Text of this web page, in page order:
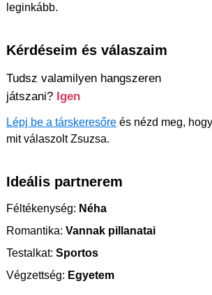
leginkább.
Kérdéseim és válaszaim
Tudsz valamilyen hangszeren
játszani? Igen
Lépj be a társkeresőre és nézd meg,
mit válaszolt Zsuzsa.
Ideális partnerem
Féltékenység: Néha
Romantika: Vannak pillanatai
Testalkat: Sportos
Végzettség: Egyetem